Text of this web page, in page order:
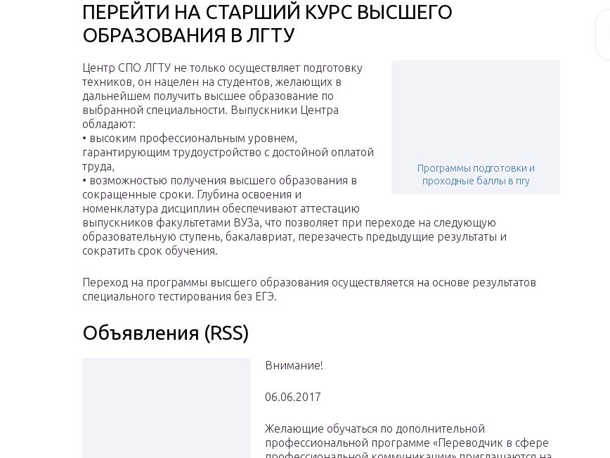
ПЕРЕЙТИ НА СТАРШИЙ КУРС ВЫСШЕГО
ОБРАЗОВАНИЯ В ЛГТУ
Программы подготовки и
проходные баллы в пгу
Центр СПО ЛГТУ не только осуществляет подготовку
техников, он нацелен на студентов, желающих в
дальнейшем получить высшее образование по
выбранной специальности. Выпускники Центра
обладают:
• высоким профессиональным уровнем,
гарантирующим трудоустройство с достойной оплатой
труда,
• возможностью получения высшего образования в
сокращенные сроки. Глубина освоения и
номенклатура дисциплин обеспечивают аттестацию
выпускников факультетами ВУЗа, что позволяет при переходе на следующую
образовательную ступень, бакалавриат, перезачесть предыдущие результаты и
сократить срок обучения.
Переход на программы высшего образования осуществляется на основе результатов
специального тестирования без ЕГЭ.
Объявления (RSS)
Внимание!
06.06.2017
Желающие обучаться по дополнительной
профессиональной программе «Переводчик в сфере